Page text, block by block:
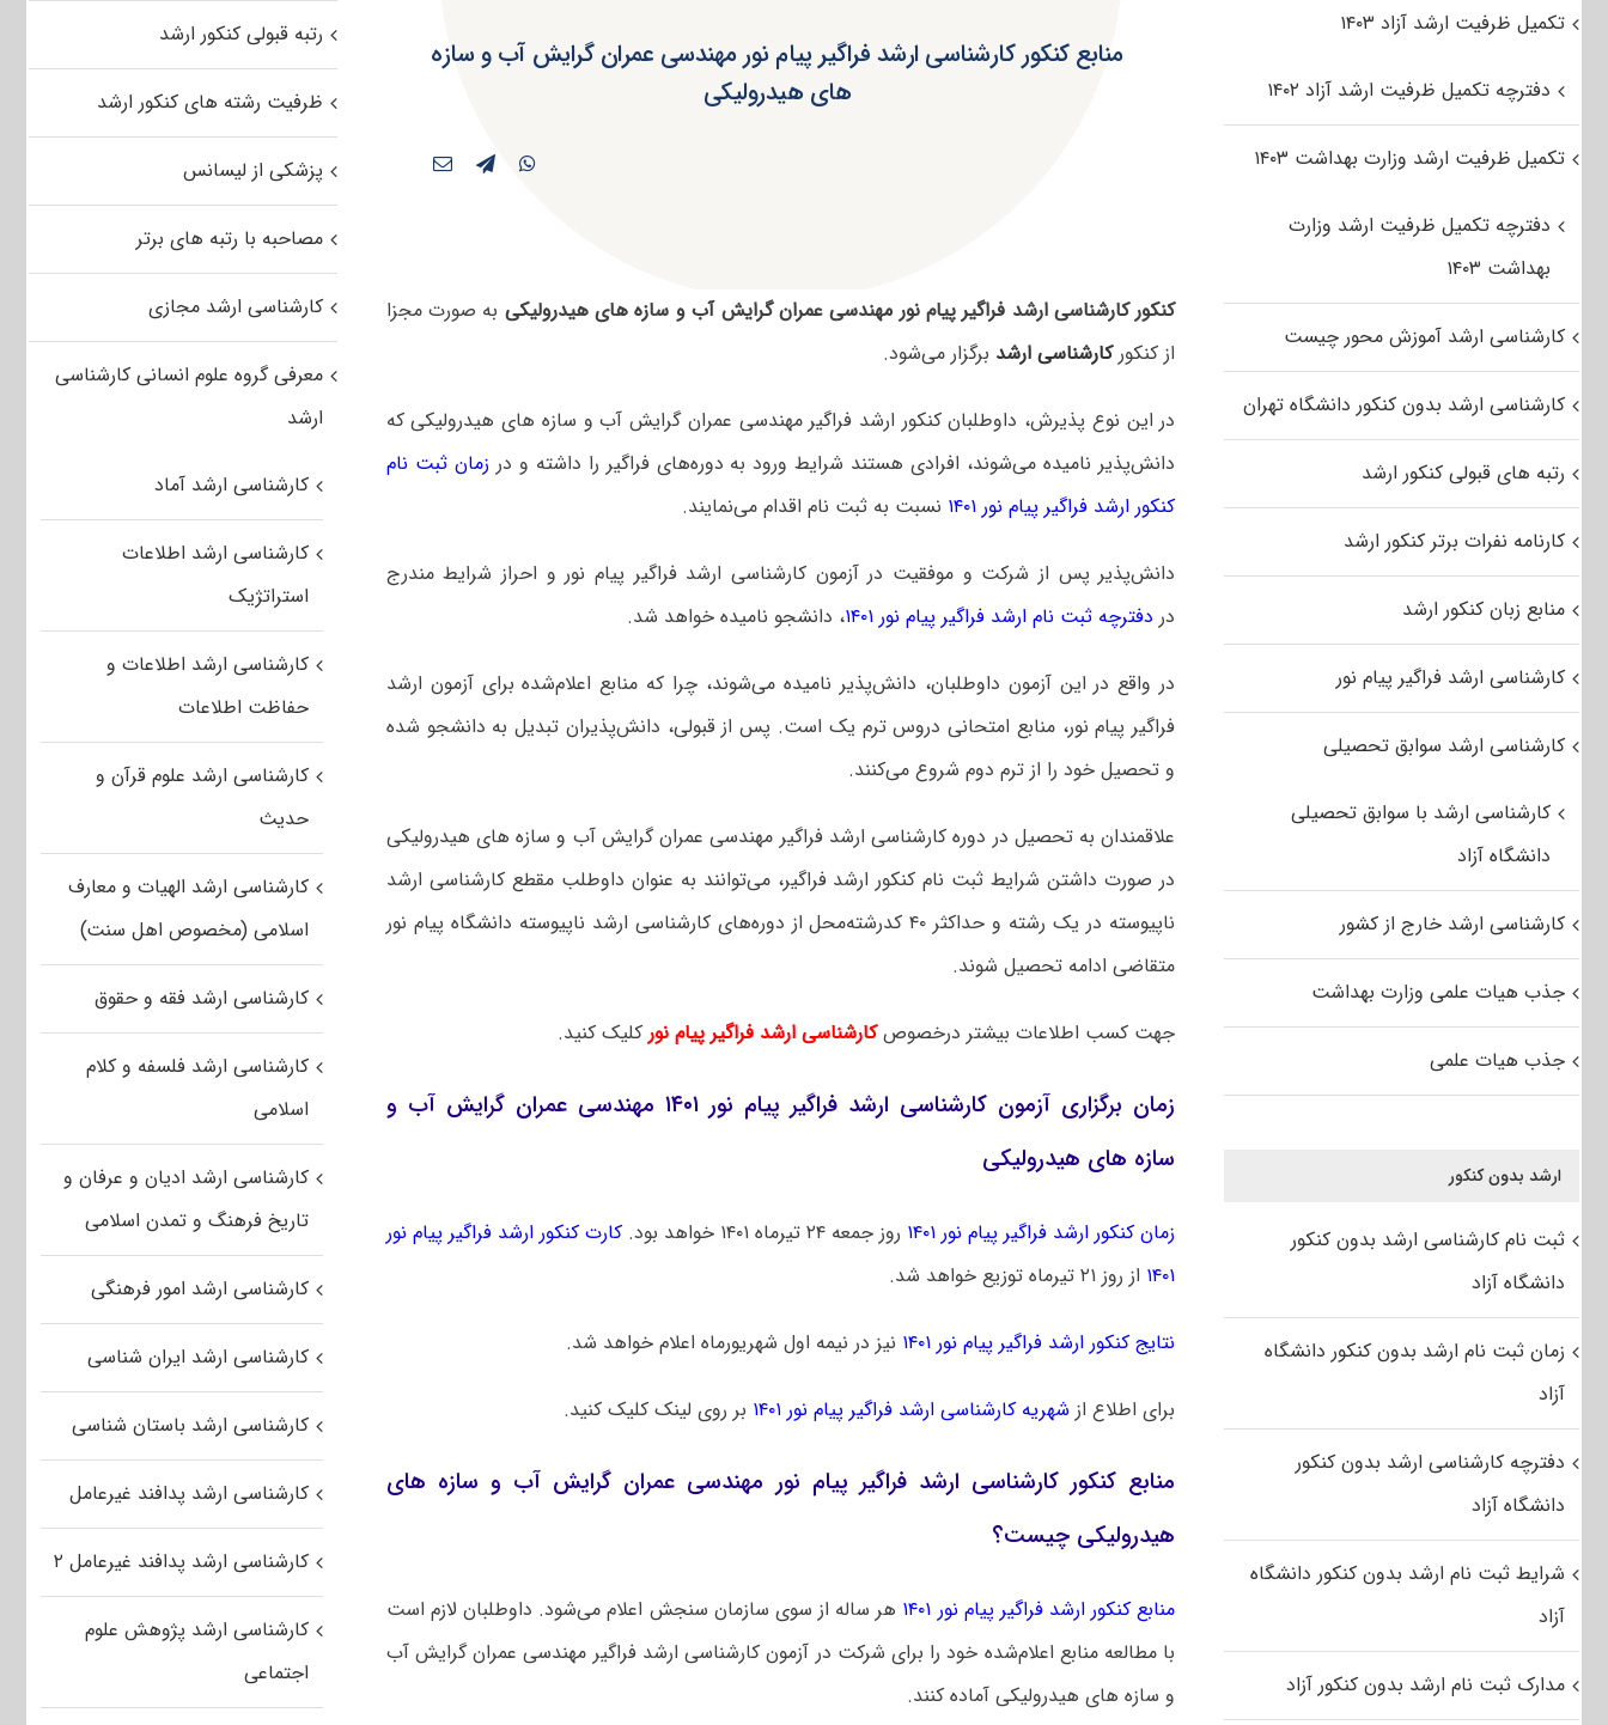
منابع کنکور کارشناسی ارشد فراگیر پیام نور مهندسی عمران گرایش آب و سازه
های هیدرولیکی
کنکور کارشناسی ارشد فراگیر پیام نور مهندسی عمران گرایش آب و سازه های هیدرولیکی به صورت مجزا
از کنکورکارشناسی ارشد برگزار می‌شود.
در این نوع پذیرش، داوطلبان کنکور ارشد فراگیر مهندسی عمران گرایش آب و سازه های هیدرولیکی که
دانش‌پذیر نامیده می‌شوند، افرادی هستند شرایط ورود به دوره‌های فراگیر را داشته و در زمان ثبت نام
کنکور ارشد فراگیر پیام نور ۱۴۰۱
نسبت به ثبت نام اقدام می‌نمایند.
دانش‌پذیر پس از شرکت و موفقیت در آزمون کارشناسی ارشد فراگیر پیام نور و احراز شرایط مندرج
در دفترچه ثبت نام ارشد فراگیر پیام نور ۱۴۰۱ ، دانشجو نامیده خواهد شد.
در واقع در این آزمون داوطلبان، دانش‌پذیر نامیده می‌شوند، چرا که منابع اعلام‌شده برای آزمون ارشد
فراگیر پیام نور، منابع امتحانی دروس ترم یک است. پس از قبولی، دانش‌پذیران تبدیل به دانشجو شده
و تحصیل خود را از ترم دوم شروع می‌کنند.
علاقمندان به تحصیل در دوره کارشناسی ارشد فراگیر مهندسی عمران گرایش آب و سازه های هیدرولیکی
در صورت داشتن شرایط ثبت نام کنکور ارشد فراگیر، می‌توانند به عنوان داوطلب مقطع کارشناسی ارشد
ناپیوسته در یک رشته و حداکثر ۴۰ کدرشته‌محل از دوره‌های کارشناسی ارشد ناپیوسته دانشگاه پیام نور
متقاضی ادامه تحصیل شوند.
جهت کسب اطلاعات بیشتر درخصوصکارشناسی ارشد فراگیر پیام نورکلیک کنید.
زمان برگزاری آزمون کارشناسی ارشد فراگیر پیام نور ۱۴۰۱ مهندسی عمران گرایش آب و
سازه های هیدرولیکی
زمان کنکور ارشد فراگیر پیام نور ۱۴۰۱ روز جمعه ۲۴ تیرماه ۱۴۰۱ خواهد بود.
کارت کنکور ارشد فراگیر پیام نور
۱۴۰۱ از روز ۲۱ تیرماه توزیع خواهد شد.
نتایج کنکور ارشد فراگیر پیام نور ۱۴۰۱ نیز در نیمه اول شهریورماه اعلام خواهد شد.
برای اطلاع از شهریه کارشناسی ارشد فراگیر پیام نور ۱۴۰۱ بر روی لینک کلیک کنید.
منابع کنکور کارشناسی ارشد فراگیر پیام نور مهندسی عمران گرایش آب و سازه های
هیدرولیکی چیست؟
منابع کنکور ارشد فراگیر پیام نور ۱۴۰۱
هر ساله از سوی سازمان سنجش اعلام می‌شود. داوطلبان لازم است
با مطالعه منابع اعلام‌شده خود را برای شرکت در آزمون کارشناسی ارشد فراگیر مهندسی عمران گرایش آب
و سازه های هیدرولیکی آماده کنند.
رتبه قبولی کنکور ارشد
ظرفیت رشته های کنکور ارشد
پزشکی از لیسانس
مصاحبه با رتبه های برتر
کارشناسی ارشد مجازی
معرفی گروه علوم انسانی کارشناسی
ارشد
کارشناسی ارشد آماد
کارشناسی ارشد اطلاعات
استراتژیک
کارشناسی ارشد اطلاعات و
حفاظت اطلاعات
کارشناسی ارشد علوم قرآن و
حدیث
کارشناسی ارشد الهیات و معارف
اسلامی (مخصوص اهل سنت)
کارشناسی ارشد فقه و حقوق
کارشناسی ارشد فلسفه و کلام
اسلامی
کارشناسی ارشد ادیان و عرفان و
تاریخ فرهنگ و تمدن اسلامی
کارشناسی ارشد امور فرهنگی
کارشناسی ارشد ایران شناسی
کارشناسی ارشد باستان شناسی
کارشناسی ارشد پدافند غیرعامل
کارشناسی ارشد پدافند غیرعامل ۲
کارشناسی ارشد پژوهش علوم
اجتماعی
تکمیل ظرفیت ارشد آزاد ۱۴۰۳
دفترچه تکمیل ظرفیت ارشد آزاد ۱۴۰۲
تکمیل ظرفیت ارشد وزارت بهداشت ۱۴۰۳
دفترچه تکمیل ظرفیت ارشد وزارت
بهداشت ۱۴۰۳
کارشناسی ارشد آموزش محور چیست
کارشناسی ارشد بدون کنکور دانشگاه تهران
رتبه های قبولی کنکور ارشد
کارنامه نفرات برتر کنکور ارشد
منابع زبان کنکور ارشد
کارشناسی ارشد فراگیر پیام نور
کارشناسی ارشد سوابق تحصیلی
کارشناسی ارشد با سوابق تحصیلی
دانشگاه آزاد
کارشناسی ارشد خارج از کشور
جذب هیات علمی وزارت بهداشت
جذب هیات علمی
ارشد بدون کنکور
ثبت نام کارشناسی ارشد بدون کنکور
دانشگاه آزاد
زمان ثبت نام ارشد بدون کنکور دانشگاه
آزاد
دفترچه کارشناسی ارشد بدون کنکور
دانشگاه آزاد
شرایط ثبت نام ارشد بدون کنکور دانشگاه
آزاد
مدارک ثبت نام ارشد بدون کنکور آزاد